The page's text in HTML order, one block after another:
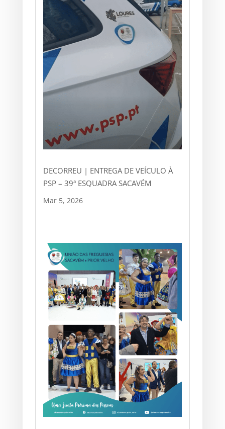
DECORREU | ENTREGA DE VEÍCULO À
PSP – 39ª ESQUADRA SACAVÉM
Mar 5, 2026